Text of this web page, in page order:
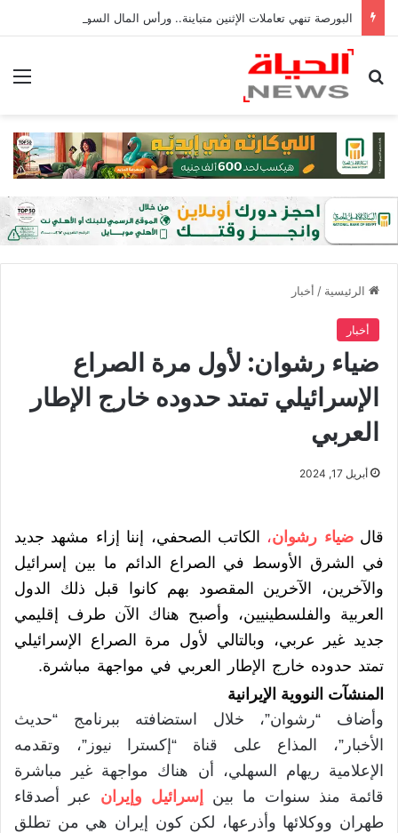
بحث عن
الرئيسية / أخبار
أخبار
ضياء رشوان: لأول مرة الصراع
الإسرائيلي تمتد حدوده خارج الإطار
العربي
أبريل 17, 2024
قال ضياء رشوان، الكاتب الصحفي، إننا إزاء مشهد جديد
في الشرق الأوسط في الصراع الدائم ما بين إسرائيل
والآخرين، الآخرين المقصود بهم كانوا قبل ذلك الدول
العربية والفلسطينيين، وأصبح هناك الآن طرف إقليمي
جديد غير عربي، وبالتالي لأول مرة الصراع الإسرائيلي
تمتد حدوده خارج الإطار العربي في مواجهة مباشرة.
المنشآت النووية الإيرانية
وأضاف “رشوان”، خلال استضافته ببرنامج “حديث
الأخبار”، المذاع على قناة “إكسترا نيوز”، وتقدمه
الإعلامية ريهام السهلي، أن هناك مواجهة غير مباشرة
قائمة منذ سنوات ما بين
إسرائيل وإيران
عبر أصدقاء
طهران ووكلائها وأذرعها، لكن كون إيران هي من تطلق